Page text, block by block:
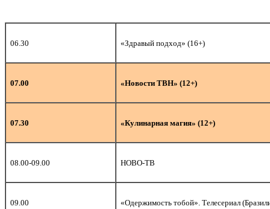
06.30 «Здравый подход» (16+)
07.00 «Новости ТВН» (12+)
07.30 «Кулинарная магия» (12+)
08.00-09.00 НОВО-ТВ
09.00 «Одержимость тобой». Телесериал